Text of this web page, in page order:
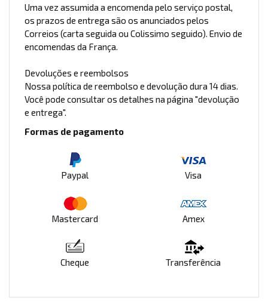
Uma vez assumida a encomenda pelo serviço postal,
os prazos de entrega são os anunciados pelos
Correios (carta seguida ou Colissimo seguido). Envio de
encomendas da França.
Devoluções e reembolsos
Nossa política de reembolso e devolução dura 14 dias.
Você pode consultar os detalhes na página "devolução
e entrega".
Formas de pagamento
Paypal Visa
Mastercard Amex
Cheque Transferência